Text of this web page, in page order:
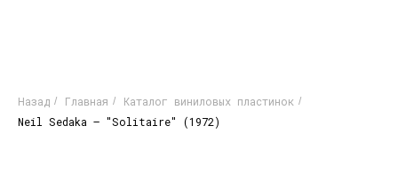
Назад / Главная / Каталог виниловых пластинок /
Neil Sedaka – "Solitaire" (1972)